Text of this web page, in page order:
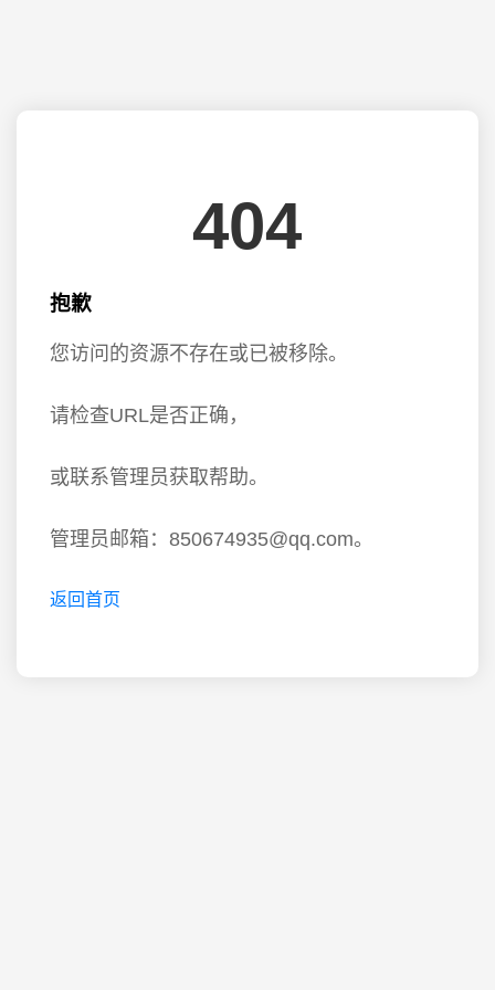
404
抱歉
您访问的资源不存在或已被移除。
请检查URL是否正确，
或联系管理员获取帮助。
管理员邮箱：850674935@qq.com。
返回首页